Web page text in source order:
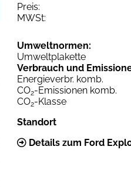
Preis:
MWSt:
Umweltnormen:
Umweltplakette
Verbrauch und
Energieverbr. komb.
CO2-Emissionen komb.
CO2-Klasse
Standort
Details zum Ford